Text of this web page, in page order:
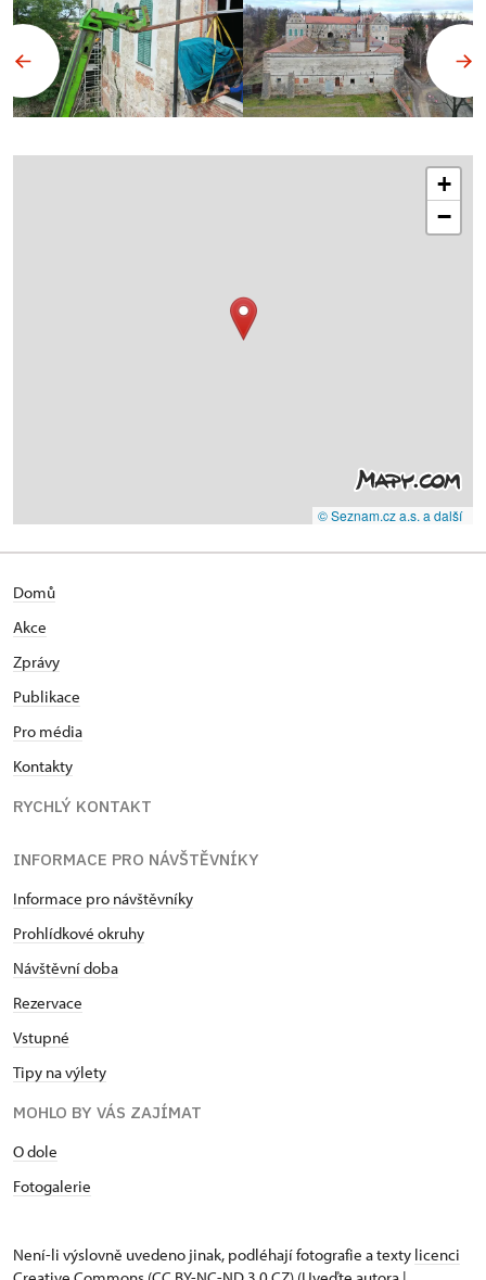
+
−
© Seznam.cz a.s. a další
Domů
Akce
Zprávy
Publikace
Pro média
Kontakty
RYCHLÝ KONTAKT
INFORMACE PRO NÁVŠTĚVNÍKY
Informace pro návštěvníky
Prohlídkové okruhy
Návštěvní doba
Rezervace
Vstupné
Tipy na výlety
MOHLO BY VÁS ZAJÍMAT
O dole
Fotogalerie
Není-li výslovně uvedeno jinak, podléhají fotografie a texty licenci